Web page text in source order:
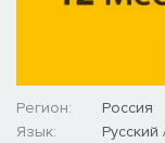
Регион:
Россия
Язык:
Русский